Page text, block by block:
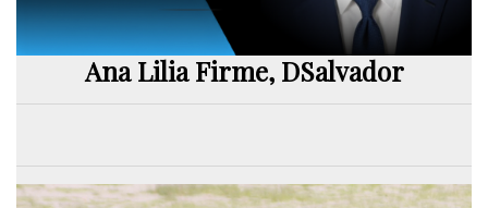
Ana Lilia Firme, DSalvador